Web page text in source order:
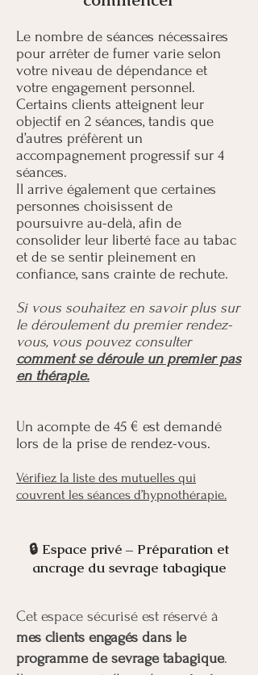
Le nombre de séances nécessaires
pour arrêter de fumer varie selon
votre niveau de dépendance et
votre engagement personnel.
Certains clients atteignent leur
objectif en 2 séances, tandis que
d’autres préfèrent un
accompagnement progressif sur 4
séances.
Il arrive également que certaines
personnes choisissent de
poursuivre au-delà, afin de
consolider leur liberté face au tabac
et de se sentir pleinement en
confiance, sans crainte de rechute.
Si vous souhaitez en savoir plus sur
le déroulement du premier rendez-
vous, vous pouvez consulter
comment se déroule un premier pas
en thérapie.
Un acompte de 45 € est demandé
lors de la prise de rendez-vous.
Vérifiez la liste des mutuelles qui
couvrent les séances d’hypnothérapie.
🔒 Espace privé – Préparation et
ancrage du sevrage tabagique
Cet espace sécurisé est réservé à
mes clients engagés dans le
programme de sevrage tabagique.